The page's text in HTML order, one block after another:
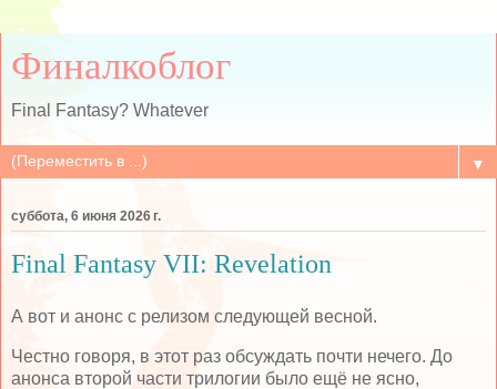
Финалкоблог
Final Fantasy? Whatever
▼
суббота, 6 июня 2026 г.
Final Fantasy VII: Revelation
А вот и анонс с релизом следующей весной.
Честно говоря, в этот раз обсуждать почти нечего. До
анонса второй части трилогии было ещё не ясно,